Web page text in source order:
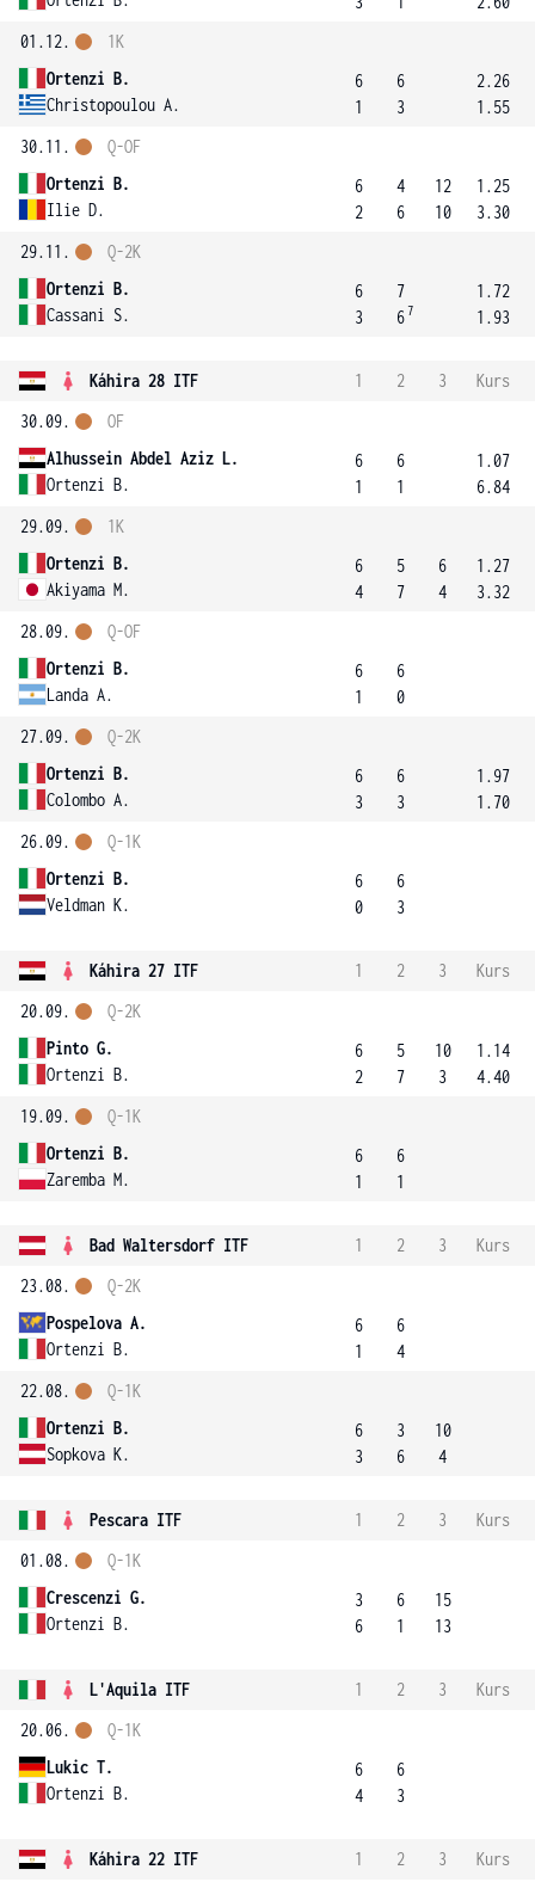
01.12.
Ortenzi B.
Christopoulou A.
1K
6
1
6
3
2.26
1.55
30.11.
Ortenzi B.
Ilie D.
Q-OF
6
2
4
6
12
10
1.25
3.30
29.11.
Ortenzi B.
Cassani S.
Q-2K
6
3
7
67
1.72
1.93
Káhira 28 ITF 1 2 3
Kurs
30.09.
Alhussein Abdel Aziz L.
Ortenzi B.
OF
6
1
6
1
1.07
6.84
29.09.
Ortenzi B.
Akiyama M.
1K
6
4
5
7
6
4
1.27
3.32
28.09.
Ortenzi B.
Landa A.
Q-OF
6
1
6
0
27.09.
Ortenzi B.
Colombo A.
Q-2K
6
3
6
3
1.97
1.70
26.09.
Ortenzi B.
Veldman K.
Q-1K
6
0
6
3
Káhira 27 ITF 1 2 3
Kurs
20.09.
Pinto G.
Ortenzi B.
Q-2K
6
2
5
7
10
3
1.14
4.40
19.09.
Ortenzi B.
Zaremba M.
Q-1K
6
1
6
1
Bad Waltersdorf ITF 1 2 3
Kurs
23.08.
Pospelova A.
Ortenzi B.
Q-2K
6
1
6
4
22.08.
Ortenzi B.
Sopkova K.
Q-1K
6
3
3
6
10
4
Pescara ITF 1 2 3
Kurs
01.08.
Crescenzi G.
Ortenzi B.
Q-1K
3
6
6
1
15
13
L'Aquila ITF 1 2 3
Kurs
20.06.
Lukic T.
Ortenzi B.
Q-1K
6
4
6
3
Káhira 22 ITF 1 2 3
Kurs